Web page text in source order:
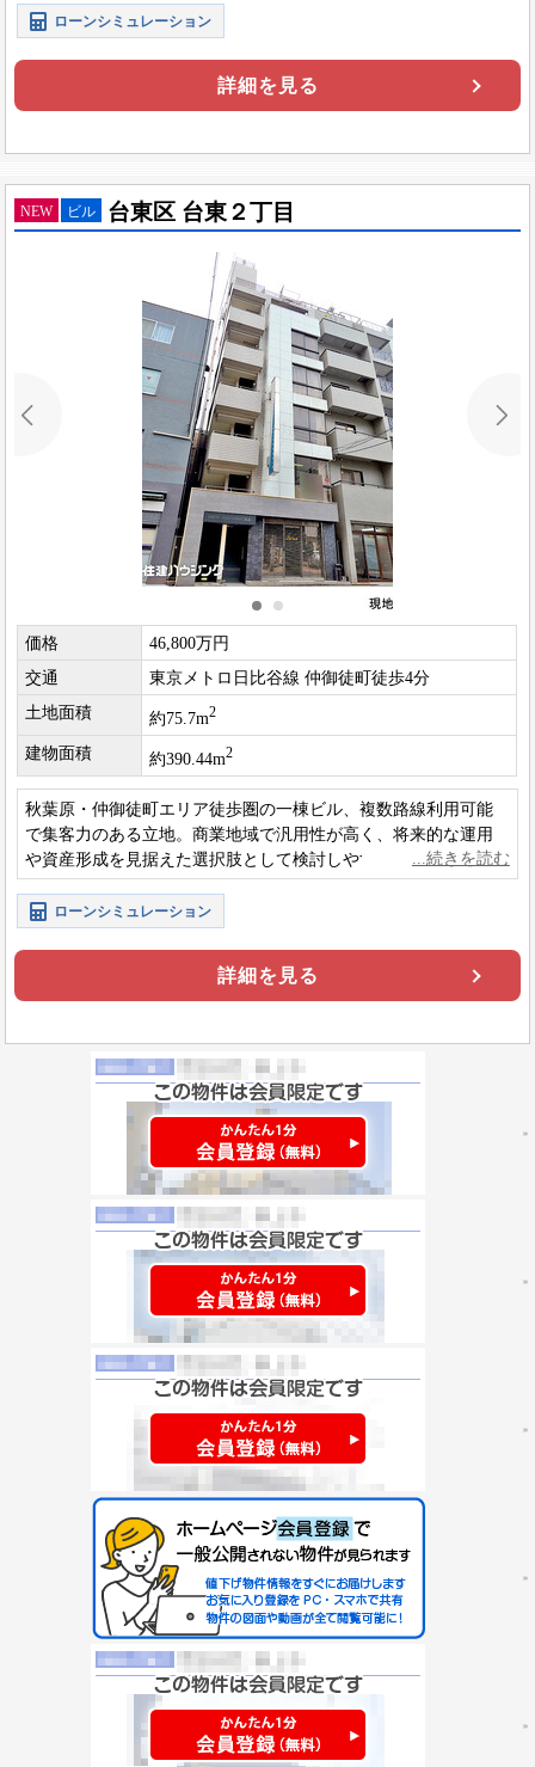
ローンシミュレーション
詳細を見る
NEW ビル 台東区 台東２丁目
価格
46,800万円
交通
東京メトロ日比谷線 仲御徒町徒歩4分
土地面積
約75.7m2
建物面積 約390.44m2
秋葉原・仲御徒町エリア徒歩圏の一棟ビル、複数路線利用可能
で集客力のある立地。商業地域で汎用性が高く、将来的な運用
や資産形成を見据えた選択肢として検討しやすい物件です。
ローンシミュレーション
詳細を見る